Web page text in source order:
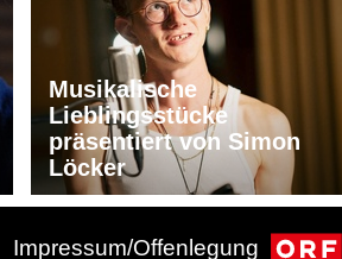
Musikalische
Lieblingsstücke
präsentiert von Simon
Löcker
Impressum/Offenlegung